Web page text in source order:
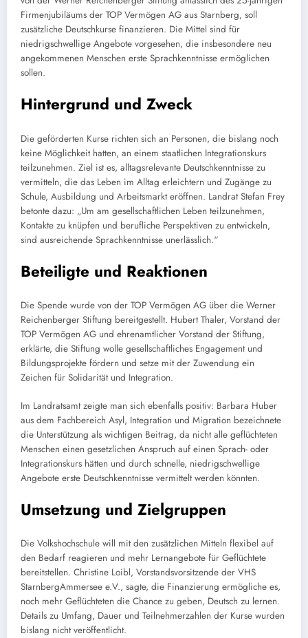
Firmenjubiläums der TOP Vermögen AG aus Starnberg, soll
zusätzliche Deutschkurse finanzieren. Die Mittel sind für
niedrigschwellige Angebote vorgesehen, die insbesondere neu
angekommenen Menschen erste Sprachkenntnisse ermöglichen
sollen.
Hintergrund und Zweck
Die geförderten Kurse richten sich an Personen, die bislang noch
keine Möglichkeit hatten, an einem staatlichen Integrationskurs
teilzunehmen. Ziel ist es, alltagsrelevante Deutschkenntnisse zu
vermitteln, die das Leben im Alltag erleichtern und Zugänge zu
Schule, Ausbildung und Arbeitsmarkt eröffnen. Landrat Stefan Frey
betonte dazu: „Um am gesellschaftlichen Leben teilzunehmen,
Kontakte zu knüpfen und berufliche Perspektiven zu entwickeln,
sind ausreichende Sprachkenntnisse unerlässlich.“
Beteiligte und Reaktionen
Die Spende wurde von der TOP Vermögen AG über die Werner
Reichenberger Stiftung bereitgestellt. Hubert Thaler, Vorstand der
TOP Vermögen AG und ehrenamtlicher Vorstand der Stiftung,
erklärte, die Stiftung wolle gesellschaftliches Engagement und
Bildungsprojekte fördern und setze mit der Zuwendung ein
Zeichen für Solidarität und Integration.
Im Landratsamt zeigte man sich ebenfalls positiv: Barbara Huber
aus dem Fachbereich Asyl, Integration und Migration bezeichnete
die Unterstützung als wichtigen Beitrag, da nicht alle geflüchteten
Menschen einen gesetzlichen Anspruch auf einen Sprach- oder
Integrationskurs hätten und durch schnelle, niedrigschwellige
Angebote erste Deutschkenntnisse vermittelt werden könnten.
Umsetzung und Zielgruppen
Die Volkshochschule will mit den zusätzlichen Mitteln flexibel auf
den Bedarf reagieren und mehr Lernangebote für Geflüchtete
bereitstellen. Christine Loibl, Vorstandsvorsitzende der VHS
StarnbergAmmersee e.V., sagte, die Finanzierung ermögliche es,
noch mehr Geflüchteten die Chance zu geben, Deutsch zu lernen.
Details zu Umfang, Dauer und Teilnehmerzahlen der Kurse wurden
bislang nicht veröffentlicht.